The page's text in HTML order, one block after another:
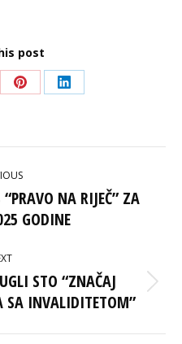
post
Share Share
“PRAVO NA RIJEČ” ZA
GODINE
STO “ZNAČAJ
SA INVALIDITETOM”